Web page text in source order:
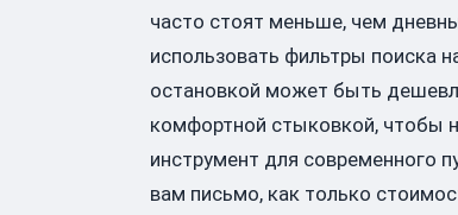
часто стоят меньше, чем
использовать фильтры поиска
остановкой может быть
комфортной стыковкой, чтобы
инструмент для современного
вам письмо, как только